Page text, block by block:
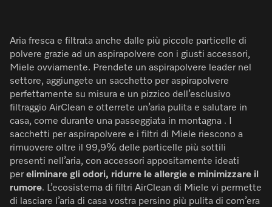
Aria fresca e filtrata anche dalle più piccole particelle di
polvere grazie ad un aspirapolvere con i giusti accessori,
Miele ovviamente. Prendete un aspirapolvere leader nel
settore, aggiungete un sacchetto per aspirapolvere
perfettamente su misura e un pizzico dell’esclusivo
filtraggio AirClean e otterrete un’aria pulita e salutare in
casa, come durante una passeggiata in montagna . I
sacchetti per aspirapolvere e i filtri di Miele riescono a
rimuovere oltre il 99,9% delle particelle più sottili
presenti nell’aria, con accessori appositamente ideati
pereliminare gli odori, ridurre le allergie e minimizzare il
rumore. L’ecosistema di filtri AirClean di Miele vi permette
di lasciare l’aria di casa vostra persino più pulita di com’era